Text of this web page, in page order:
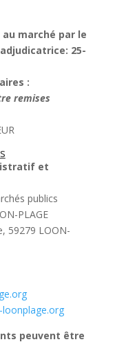
marché par le
25-
:
remises
et
publics
PLAGE
59279 LOON-
peuvent être